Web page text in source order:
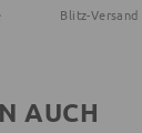
Blitz-Versand
AUCH